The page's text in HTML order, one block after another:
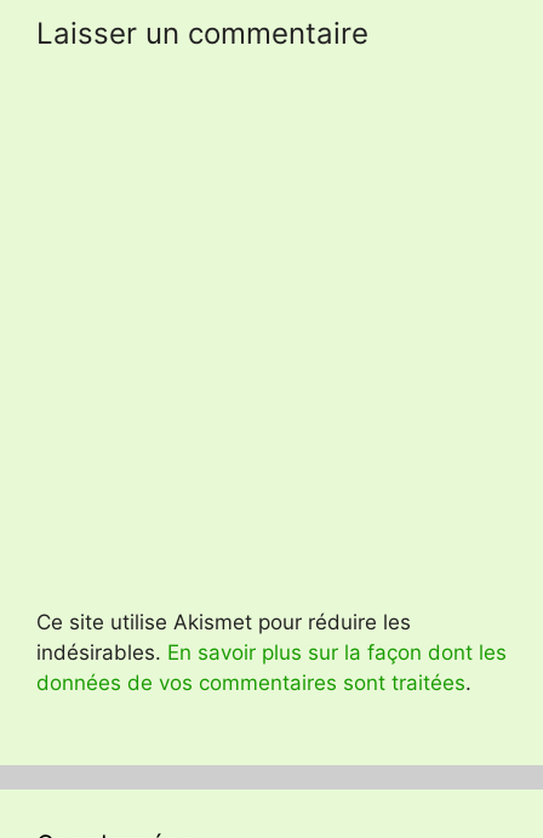
Laisser un commentaire
Ce site utilise Akismet pour réduire les
indésirables. En savoir plus sur la façon dont les
données de vos commentaires sont traitées.